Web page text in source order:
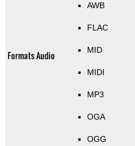
Formats Audio
AWB
FLAC
MID
MIDI
MP3
OGA
OGG